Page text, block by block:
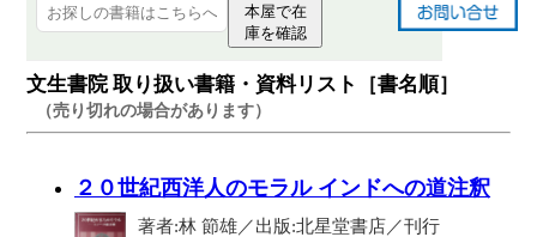
本屋で在
庫を確認
文生書院 取り扱い書籍・資料リスト［書名順］
（売り切れの場合があります）
２０世紀西洋人のモラル インドへの道注釈
著者:林 節雄／出版:北星堂書店／刊行